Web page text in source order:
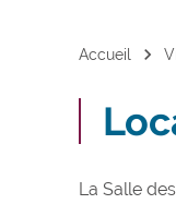
Accueil chevron_right
La Salle